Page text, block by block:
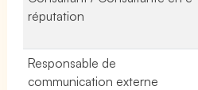
réputation
Responsable de
communication externe